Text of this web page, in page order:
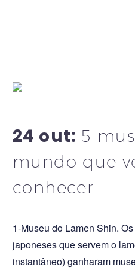
24 out: 5
mundo que
conhecer
1-Museu do Lamen Shin.
japoneses que servem o
instantâneo) ganharam